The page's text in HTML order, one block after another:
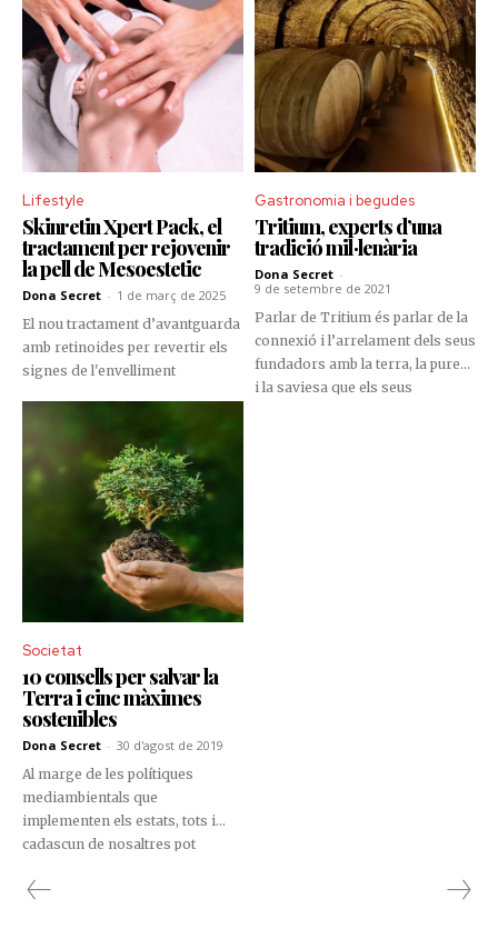
Vella.
Lifestyle
Skinretin Xpert Pack, el
tractament per rejovenir
la pell de Mesoestetic
Dona Secret - 1 de març de 2025
El nou tractament d’avantguarda
amb retinoides per revertir els
signes de l'envelliment
Gastronomia i begudes
Tritium, experts d’una
tradició mil·lenària
Dona Secret -
9 de setembre de 2021
Parlar de Tritium és parlar de la
connexió i l’arrelament dels seus
fundadors amb la terra, la puresa
i la saviesa que els seus
Societat
10 consells per salvar la
Terra i cinc màximes
sostenibles
Dona Secret - 30 d'agost de 2019
Al marge de les polítiques
mediambientals que
implementen els estats, tots i
cadascun de nosaltres pot
en favor de la Terra, del medi